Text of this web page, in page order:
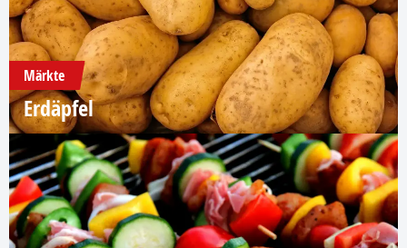
Märkte
Erdäpfel